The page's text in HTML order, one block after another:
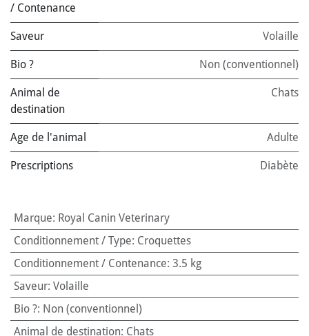
/ Contenance
Saveur Volaille
Bio ? Non (conventionnel)
Animal de
destination
Chats
Age de l'animal Adulte
Prescriptions Diabète
Marque: Royal Canin Veterinary
Conditionnement / Type: Croquettes
Conditionnement / Contenance: 3.5 kg
Saveur: Volaille
Bio ?: Non (conventionnel)
Animal de destination: Chats